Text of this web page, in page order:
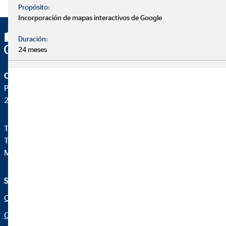
OVB Allfinanz España S.A.
Pza. Manuel Gómez Moreno, 2 8ªA
28020 Madrid
Teléfono:
Telefax: +34 91 44710-29
Mail:
Servicio e información
Quiénes Somos
Consultoría financiera
Propósito:
Incorporación de mapas interactivos de Google
Duración:
24 meses